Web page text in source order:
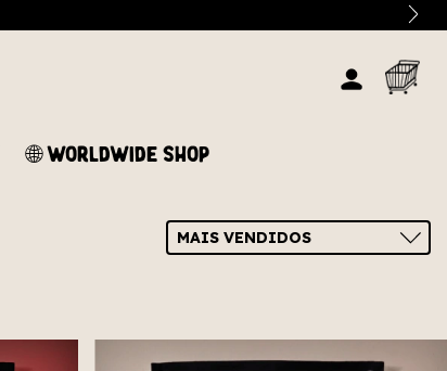
🌐 WORLDWIDE SHOP